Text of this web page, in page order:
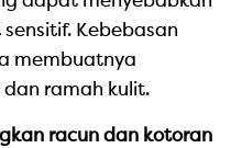
Kebebasan
membuatnya
ramah kulit.
racun dan kotoran